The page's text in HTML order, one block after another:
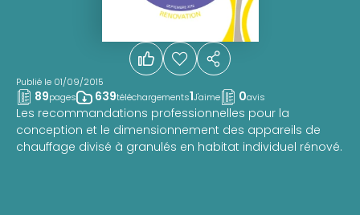
Publié le 01/09/2015
89pages 639téléchargements1J'aime 0avis
Les recommandations professionnelles pour la
conception et le dimensionnement des appareils de
chauffage divisé à granulés en habitat individuel rénové.